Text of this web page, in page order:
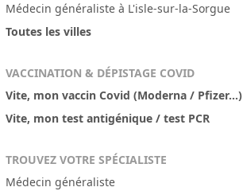
Médecin généraliste à L'isle-sur-la-Sorgue
Toutes les villes
VACCINATION & DÉPISTAGE COVID
Vite, mon vaccin Covid (Moderna / Pfizer...)
Vite, mon test antigénique / test PCR
TROUVEZ VOTRE SPÉCIALISTE
Médecin généraliste